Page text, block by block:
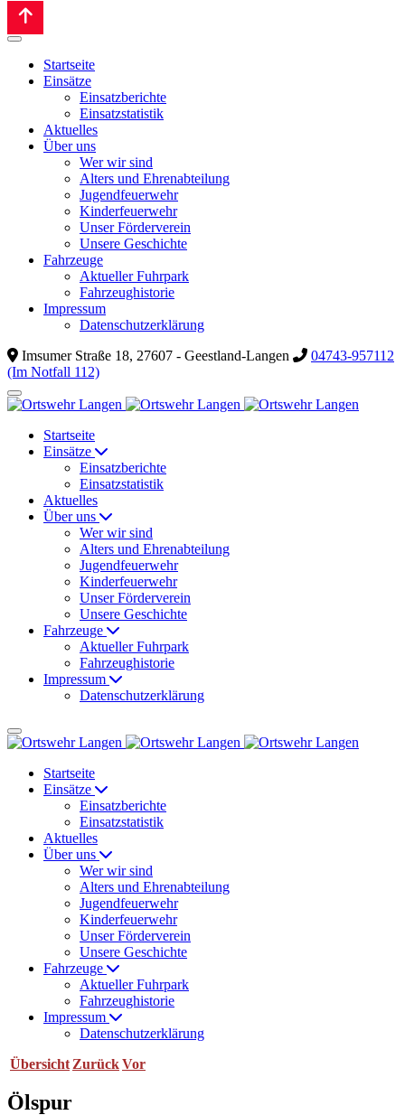
Startseite
Einsätze
Einsatzberichte
Einsatzstatistik
Aktuelles
Über uns
Wer wir sind
Alters und Ehrenabteilung
Jugendfeuerwehr
Kinderfeuerwehr
Unser Förderverein
Unsere Geschichte
Fahrzeuge
Aktueller Fuhrpark
Fahrzeughistorie
Impressum
Datenschutzerklärung
Imsumer Straße 18, 27607 - Geestland-Langen
04743-957112
(Im Notfall 112)
Startseite
Einsätze
Einsatzberichte
Einsatzstatistik
Aktuelles
Über uns
Wer wir sind
Alters und Ehrenabteilung
Jugendfeuerwehr
Kinderfeuerwehr
Unser Förderverein
Unsere Geschichte
Fahrzeuge
Aktueller Fuhrpark
Fahrzeughistorie
Impressum
Datenschutzerklärung
Startseite
Einsätze
Einsatzberichte
Einsatzstatistik
Aktuelles
Über uns
Wer wir sind
Alters und Ehrenabteilung
Jugendfeuerwehr
Kinderfeuerwehr
Unser Förderverein
Unsere Geschichte
Fahrzeuge
Aktueller Fuhrpark
Fahrzeughistorie
Impressum
Datenschutzerklärung
Übersicht ZurückVor
Ölspur